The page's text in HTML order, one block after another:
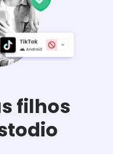
filhos